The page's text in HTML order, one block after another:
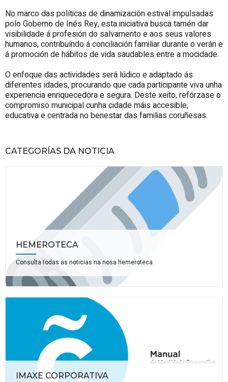
No marco das políticas de dinamización estival impulsadas
polo Goberno de Inés Rey, esta iniciativa busca tamén dar
visibilidade á profesión do salvamento e aos seus valores
humanos, contribuíndo á conciliación familiar durante o verán e
á promoción de hábitos de vida saudables entre a mocidade.
O enfoque das actividades será lúdico e adaptado ás
diferentes idades, procurando que cada participante viva unha
experiencia enriquecedora e segura. Deste xeito, refórzase o
compromiso municipal cunha cidade máis accesible,
educativa e centrada no benestar das familias coruñesas.
CATEGORÍAS DA NOTICIA
HEMEROTECA
Consulta todas as noticias na nosa hemeroteca
IMAXE CORPORATIVA